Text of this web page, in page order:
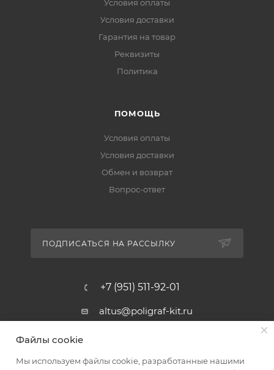
Условия оплаты
Условия доставки
Гарантия на товар
Реквизиты
Политика
ПОМОЩЬ
Условия оплаты
Условия доставки
Обмен и возврат
Вопрос-ответ
ПОДПИСАТЬСЯ НА РАССЫЛКУ
+7 (951) 511-92-01
altus@poligraf-kit.ru
Магазин-склад ТЦ "Альтус"
пос. Янтарный, Малое Зеленое
Файлы cookie
Мы используем файлы cookie, разработанные нашими